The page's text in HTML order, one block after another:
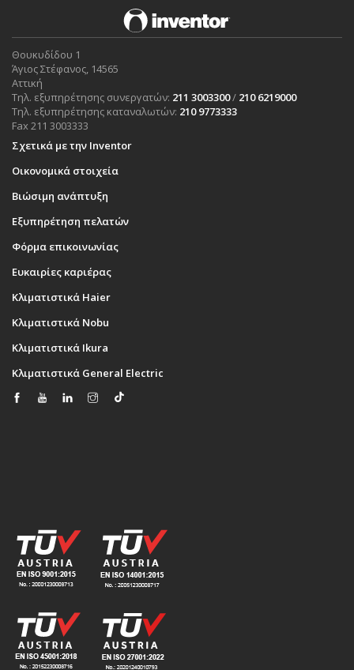
Θουκυδίδου 1
Άγιος Στέφανος, 14565
Αττική
Τηλ. εξυπηρέτησης συνεργατών: 211 3003300/ 210 6219000
Τηλ. εξυπηρέτησης καταναλωτών: 210 9773333
Fax 211 3003333
Σχετικά με την Inventor
Οικονομικά στοιχεία
Βιώσιμη ανάπτυξη
Εξυπηρέτηση πελατών
Φόρμα επικοινωνίας
Ευκαιρίες καριέρας
Κλιματιστικά Haier
Κλιματιστικά Nobu
Κλιματιστικά Ikura
Κλιματιστικά General Electric